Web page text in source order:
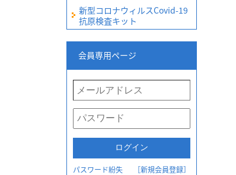
新型コロナウィルスCovid-19
抗原検査キット
会員専用ページ
パスワード紛失 ［新規会員登録］